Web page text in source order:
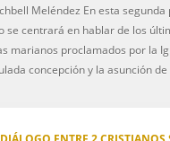
Meléndez En esta segunda
se centrará en hablar de los
marianos proclamados por la
concepción y la asunción